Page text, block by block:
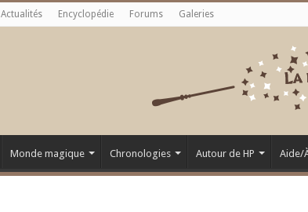
Actualités Encyclopédie Forums Galeries
Monde magique Chronologies Autour de HP Aide/